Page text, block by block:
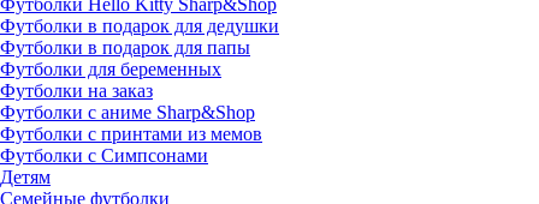
Футболки Hello Kitty Sharp&Shop
Футболки в подарок для дедушки
Футболки в подарок для папы
Футболки для беременных
Футболки на заказ
Футболки с аниме Sharp&Shop
Футболки с принтами из мемов
Футболки с Симпсонами
Детям
Семейные футболки